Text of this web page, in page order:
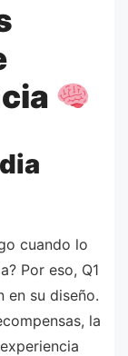
cuando lo
Por eso, Q1
en su diseño.
la